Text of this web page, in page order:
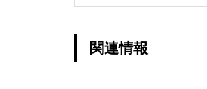
関連情報